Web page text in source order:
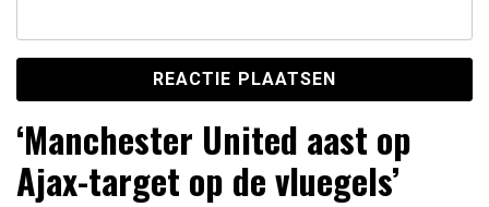
‘Manchester United aast op
Ajax-target op de vluegels’